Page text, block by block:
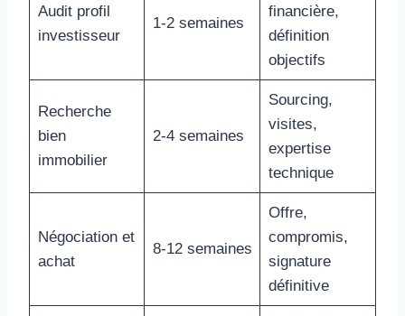
Audit profil
investisseur
1-2 semaines
financière,
définition
objectifs
Recherche
bien
immobilier
2-4 semaines
Sourcing,
visites,
expertise
technique
Négociation et
achat
8-12 semaines
Offre,
compromis,
signature
définitive